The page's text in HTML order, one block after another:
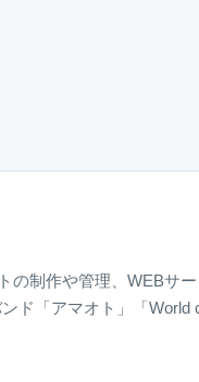
の制作や管理、WEBサ
ド「アマオト」「World